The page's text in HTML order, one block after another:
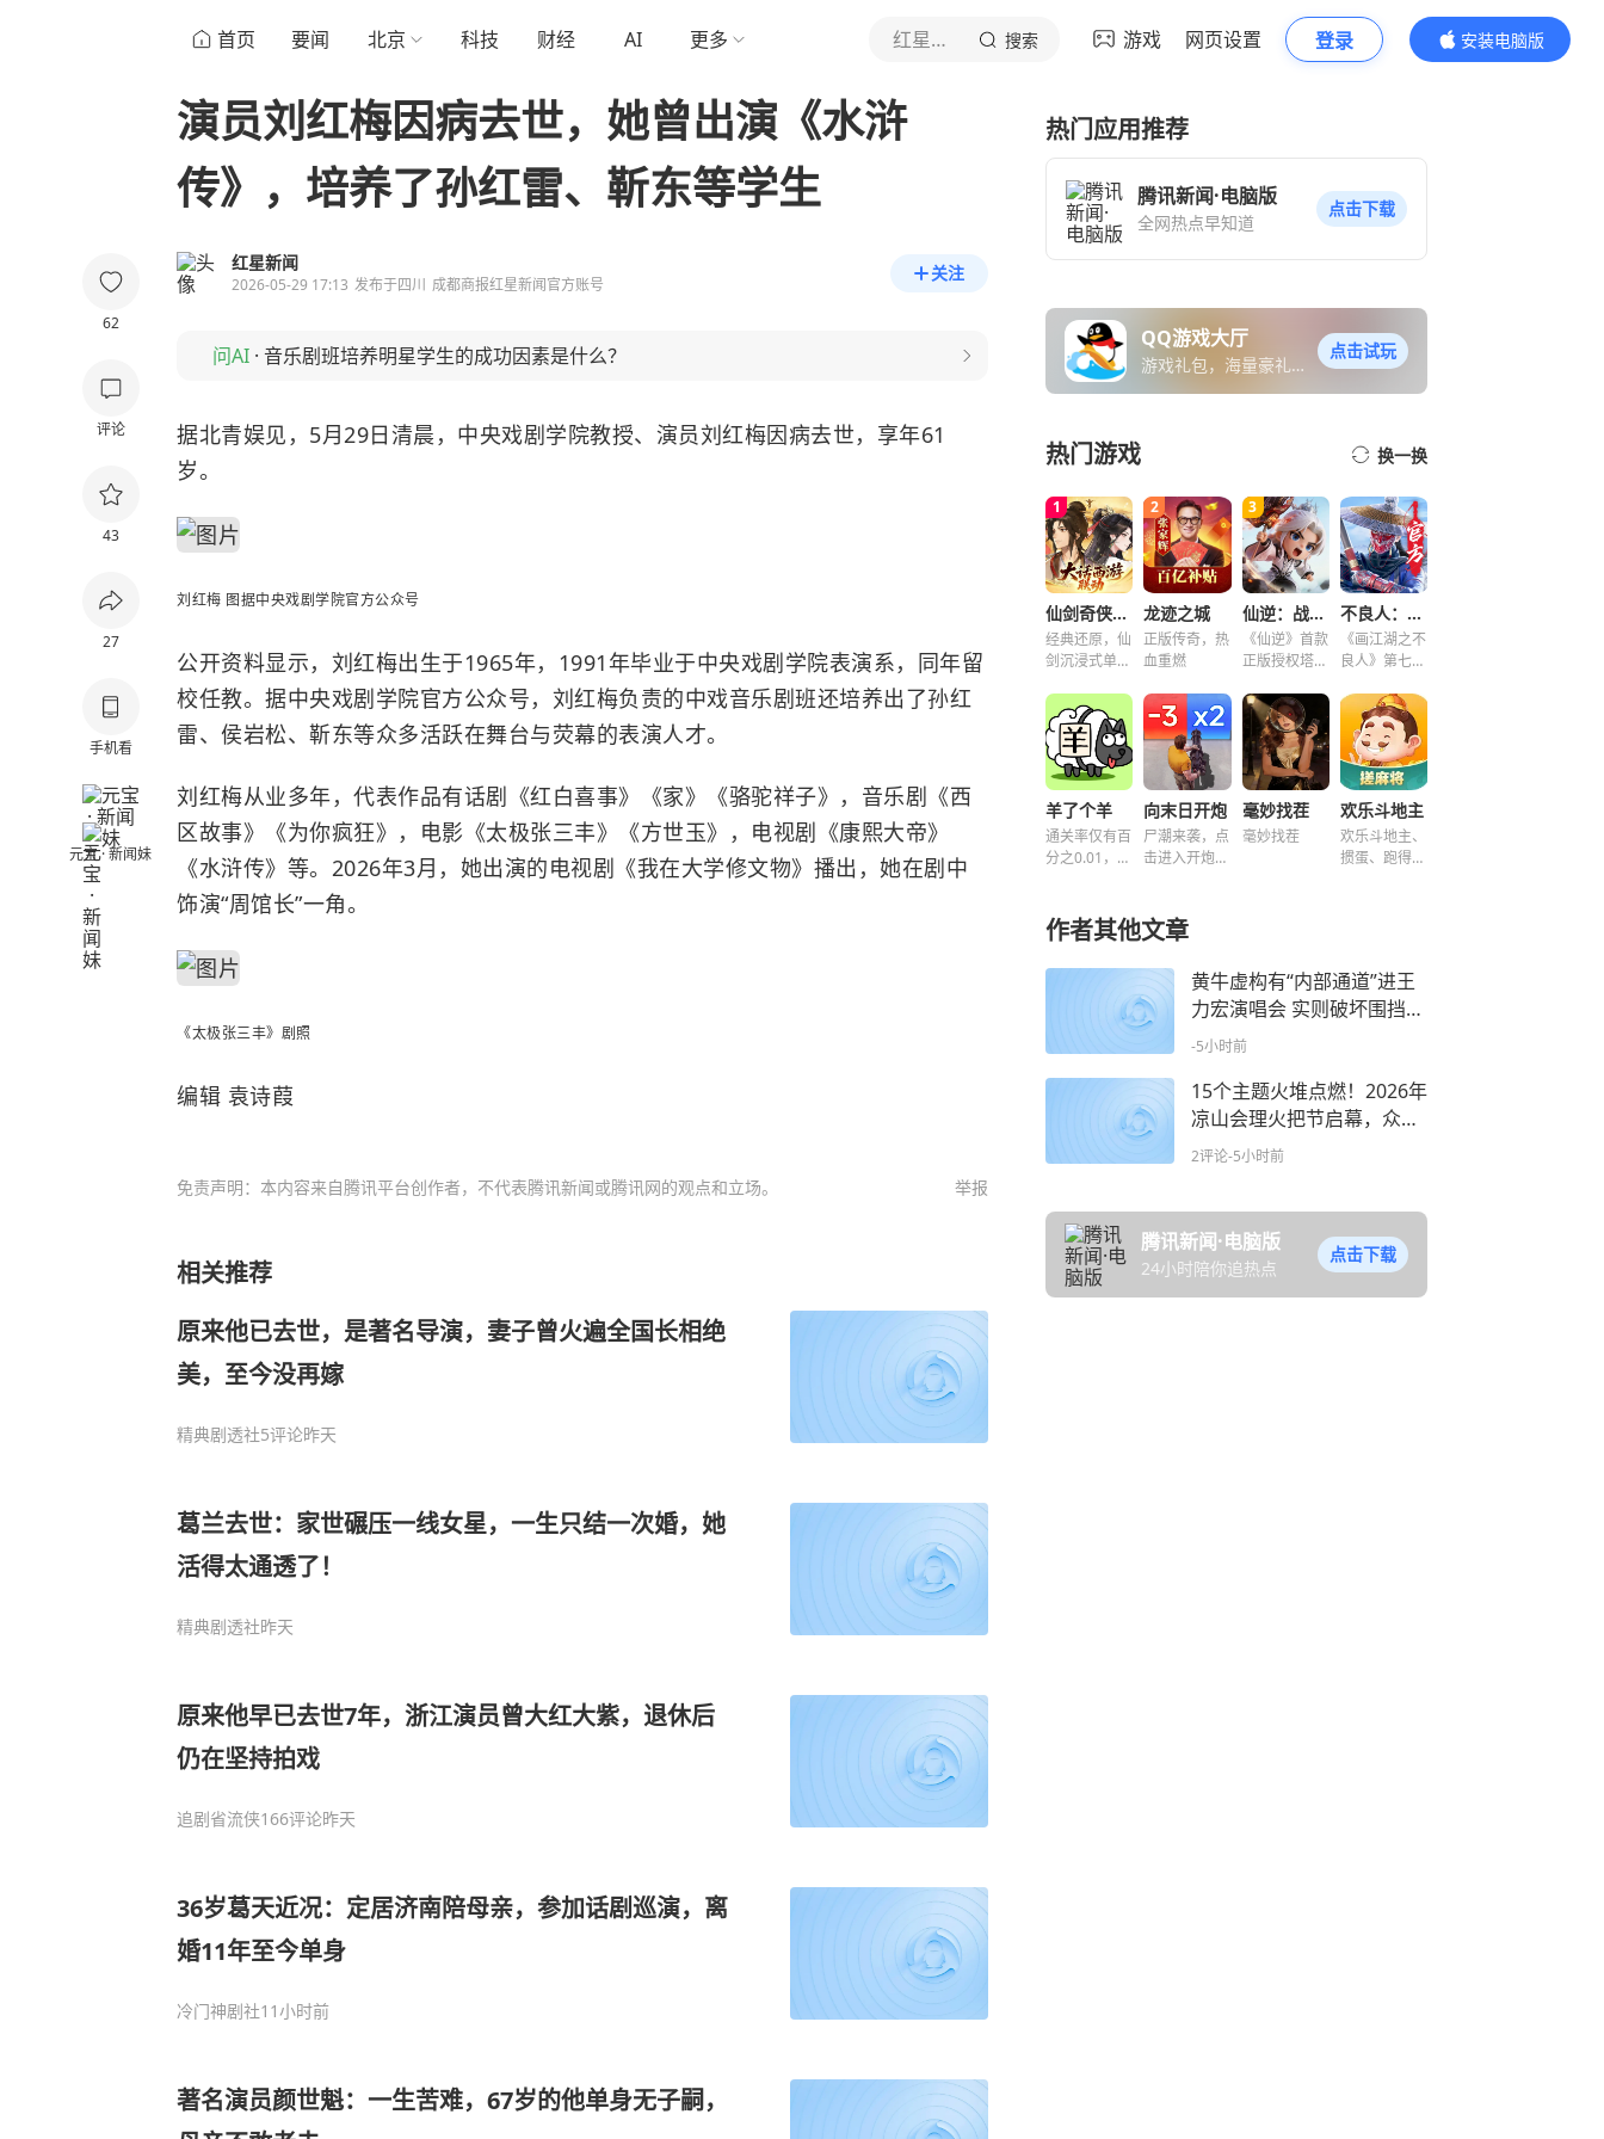
首页 要闻 北京 科技 财经 AI 更多 红星新闻 搜索 游戏 网页设置 登录
安装电脑版
内容更精彩
62
评论
43
27
手机看
元宝 · 新闻妹
演员刘红梅因病去世，她曾出演《水浒
传》，培养了孙红雷、靳东等学生
红星新闻
2026-05-29 17:13 发布于四川 成都商报红星新闻官方账号
关注
问AI · 音乐剧班培养明星学生的成功因素是什么？
据北青娱见，5月29日清晨，中央戏剧学院教授、演员刘红梅因病去世，享年61
岁。
刘红梅 图据中央戏剧学院官方公众号
公开资料显示，刘红梅出生于1965年，1991年毕业于中央戏剧学院表演系，同年留
校任教。 据中央戏剧学院官方公众号，刘红梅负责的中戏音乐剧班还培养出了孙红
雷、 侯岩松、靳东等众多活跃在舞台与荧幕的表演人才。
刘红梅从业多年，代表作品有话剧《红白喜事》《家》《骆驼祥子》，音乐剧《西
区故事》《为你疯狂》，电影《太极张三丰》《方世玉》，电视剧《康熙大帝》
《水浒传》等。2026年3月，她出演的电视剧《我在大学修文物》播出，她在剧中
饰演“周馆长”一角。
《太极张三丰》剧照
编辑 袁诗葭
免责声明：本内容来自腾讯平台创作者，不代表腾讯新闻或腾讯网的观点和立场。 举报
相关推荐
原来他已去世，是著名导演，妻子曾火遍全国长相绝
美，至今没再嫁
精典剧透社5评论昨天
葛兰去世：家世碾压一线女星，一生只结一次婚，她
活得太通透了！
精典剧透社昨天
原来他早已去世7年，浙江演员曾大红大紫，退休后
仍在坚持拍戏
追剧省流侠166评论昨天
36岁葛天近况：定居济南陪母亲，参加话剧巡演，离
婚11年至今单身
冷门神剧社11小时前
著名演员颜世魁：一生苦难，67岁的他单身无子嗣，
热门应用推荐
腾讯新闻·电脑版
全网热点早知道
点击下载
QQ游戏大厅
游戏礼包，海量豪礼免
点击试玩
热门游戏 换一换
仙剑奇侠传之新的开始
经典还原，仙
剑沉浸式单机
龙迹之城
正版传奇，热
血重燃
仙逆：战天道
《仙逆》首款
正版授权塔防
不良人：破局
《画江湖之不
良人》第七季
局！
羊了个羊
通关率仅有百
分之0.01，快
向末日开炮
尸潮来袭，点
击进入开炮宇
毫妙找茬
毫妙找茬
欢乐斗地主
欢乐斗地主、
掼蛋、跑得
作者其他文章
黄牛虚构有“内部通道”进王
力宏演唱会 实则破坏围挡带
人藏匿清洁室 被行政拘留8
-5小时前
15个主题火堆点燃！2026年
凉山会理火把节启幕，众人
围着火堆踏歌起舞
2评论-5小时前
腾讯新闻·电脑版
24小时陪你追热点
点击下载